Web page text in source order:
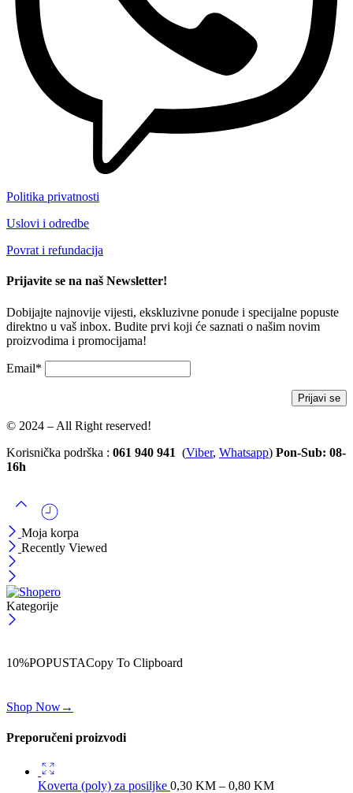
Politika privatnosti
Uslovi i odredbe
Povrat i refundacija
Prijavite se na naš Newsletter!
Dobijajte najnovije vijesti, ekskluzivne ponude i specijalne popuste
direktno u vaš inbox. Budite prvi koji će saznati o našim novim
proizvodima i promocijama!
Email*
© 2024 – All Right reserved!
Korisnička podrška : 061 940 941 (Viber, Whatsapp) Pon-Sub: 08-
16h
Moja korpa
Recently Viewed
Kategorije
10%POPUSTACopy To Clipboard
Shop Now→
Preporučeni proizvodi
Koverta (poly) za posiljke 0,30 KM – 0,80 KM